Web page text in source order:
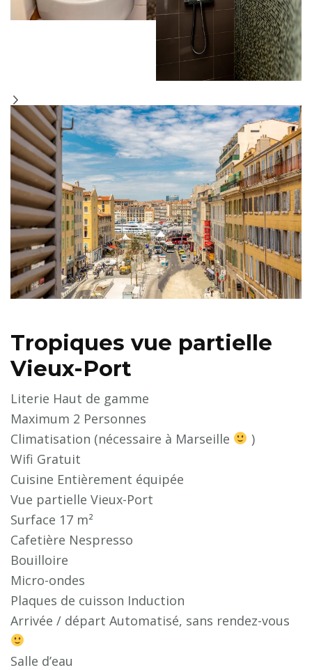
Tropiques vue partielle
Vieux-Port
Literie Haut de gamme
Maximum 2 Personnes
Climatisation (nécessaire à Marseille
)
Wifi Gratuit
Cuisine Entièrement équipée
Vue partielle Vieux-Port
Surface 17 m²
Cafetière Nespresso
Bouilloire
Micro-ondes
Plaques de cuisson Induction
Arrivée / départ Automatisé, sans rendez-vous
Salle d’eau